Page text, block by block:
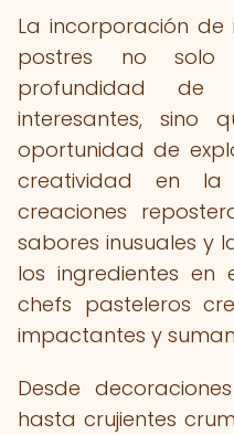
La incorporación de
postres no
profundidad de
interesantes, sino
oportunidad de
creatividad en la
creaciones
sabores inusuales y
los ingredientes
chefs pasteleros
impactantes y
Desde
hasta crujientes